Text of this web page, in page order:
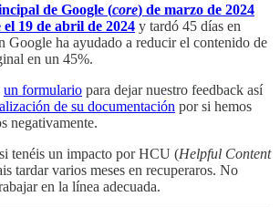
de Google (core) de marzo de 2024
19 de abril de 2024 y tardó 45 días en
Google ha ayudado a reducir el contenido de
en un 45%.
un formulario para dejar nuestro feedback así
de su documentación por si hemos
negativamente.
tenéis un impacto por HCU (Helpful Content
tardar varios meses en recuperaros. No
en la línea adecuada.